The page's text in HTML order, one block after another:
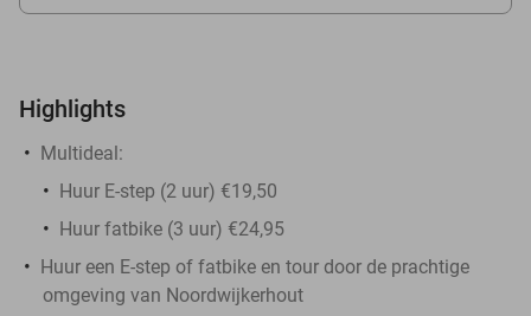
Highlights
Multideal:
Huur E-step (2 uur) €19,50
Huur fatbike (3 uur) €24,95
Huur een E-step of fatbike en tour door de prachtige
omgeving van Noordwijkerhout